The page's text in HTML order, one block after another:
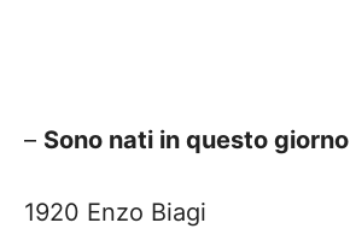
– Sono nati in questo giorno
1920 Enzo Biagi